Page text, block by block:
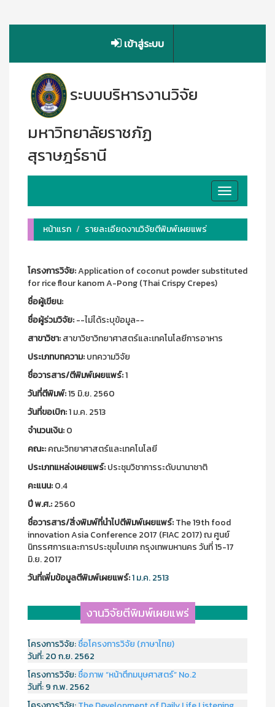
เข้าสู่ระบบ
ระบบบริหารงานวิจัย
มหาวิทยาลัยราชภัฏ
สุราษฎร์ธานี
Toggle
navigation
หน้าแรก
รายละเอียดงานวิจัยตีพิมพ์เผยแพร่
โครงการวิจัย:Application of coconut powder substituted
for rice flour kanom A-Pong (Thai Crispy Crepes)
ชื่อผู้เขียน:
ชื่อผู้ร่วมวิจัย:--ไม่ได้ระบุข้อมูล--
สาขาวิชา:สาขาวิชาวิทยาศาสตร์และเทคโนโลยีการอาหาร
ประเภทบทความ:บทความวิจัย
ชื่อวารสาร/ตีพิมพ์เผยแพร์:1
วันที่ตีพิมพ์:15 มิ.ย. 2560
วันที่ขอเบิก:1 ม.ค. 2513
จำนวนเงิน:0
คณะ:คณะวิทยาศาสตร์และเทคโนโลยี
ประเภทแหล่งเผยแพร์:ประชุมวิชาการระดับนานาชาติ
คะแนน:0.4
ปี พ.ศ.:2560
ชื่อวารสาร/สิ่งพิมพ์ที่นำไปตีพิมพ์เผยแพร์:The 19th food
innovation Asia Conference 2017 (FIAC 2017) ณ ศูนย์
นิทรรศการและการประชุมไบเทค กรุงเทพมหานคร วันที่ 15-17
มิ.ย. 2017
วันที่เพิ่มข้อมูลตีพิมพ์เผยแพร์:1 ม.ค. 2513
งานวิจัยตีพิมพ์เผยแพร่
โครงการวิจัย:ชื่อโครงการวิจัย (ภาษาไทย)
วันที่:20 ก.ย. 2562
โครงการวิจัย:ชื่อภาพ “หน้าตึกมนุษศาสตร์” No.2
วันที่:9 ก.พ. 2562